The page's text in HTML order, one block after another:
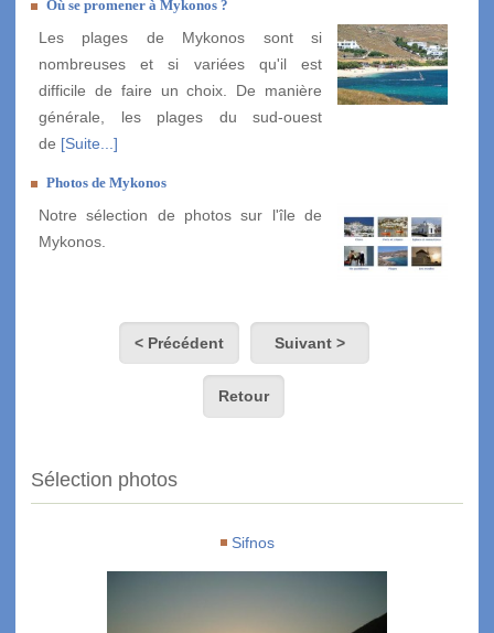
Où se promener à Mykonos ?
Les plages de Mykonos sont si
nombreuses et si variées qu'il est
difficile de faire un choix. De manière
générale, les plages du sud-ouest
de [Suite...]
Photos de Mykonos
Notre sélection de photos sur l'île de
Mykonos.
< Précédent Suivant >
Retour
Sélection photos
Sifnos